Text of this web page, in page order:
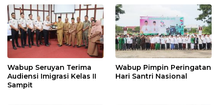
Wabup Seruyan Terima
Audiensi Imigrasi Kelas II
Sampit
Wabup Pimpin Peringatan
Hari Santri Nasional